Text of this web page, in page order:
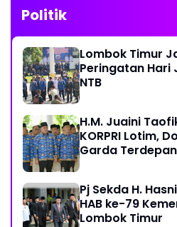
Politik
Lombok Timur
Peringatan Hari
NTB
H.M. Juaini
KORPRI Lotim,
Garda
Pj Sekda H.
HAB ke-79
Lombok Timur